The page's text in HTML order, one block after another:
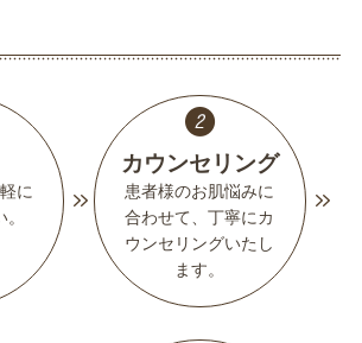
に
カウンセリング
患者様のお肌悩みに
合わせて、丁寧にカ
ウンセリングいたし
ます。